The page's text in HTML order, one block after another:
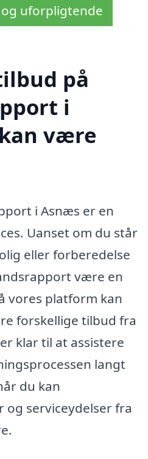
uforpligtende
på
i
være
i Asnæs er en
Uanset om du står
eller forberedelse
være en
vores platform kan
forskellige tilbud fra
klar til at assistere
langt
du kan
og serviceydelser fra